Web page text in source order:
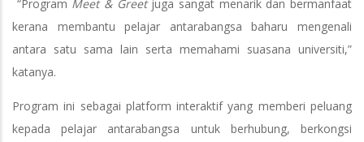
“Program Meet & Greetjuga sangat menarik dan bermanfaat
kerana membantu pelajar antarabangsa baharu mengenali
antara satu sama lain serta memahami suasana universiti,”
katanya.
Program ini sebagai platform interaktif yang memberi peluang
kepada pelajar antarabangsa untuk berhubung, berkongsi